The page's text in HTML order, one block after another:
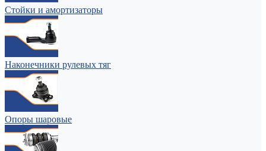
Стойки и амортизаторы
Наконечники рулевых тяг
Опоры шаровые